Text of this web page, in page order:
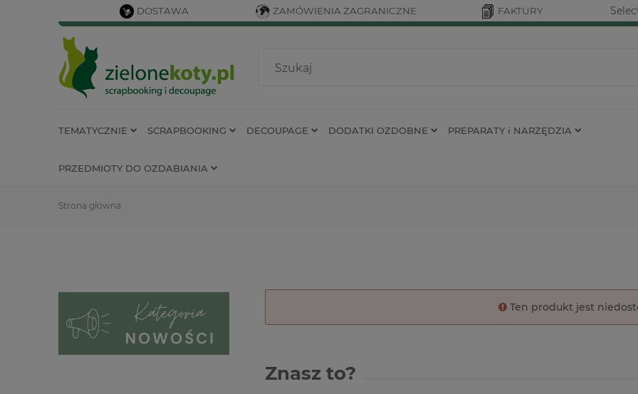
DOSTAWA ZAMÓWIENIA ZAGRANICZNE FAKTURY
TEMATYCZNIE SCRAPBOOKING DECOUPAGE DODATKI OZDOBNE PREPARATY i NARZĘDZIA
PRZEDMIOTY DO OZDABIANIA
Strona główna
Ten produkt jest
Znasz to?